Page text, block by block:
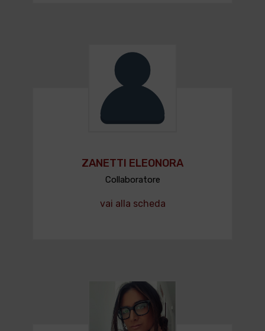
ZANETTI ELEONORA
Collaboratore
vai alla scheda